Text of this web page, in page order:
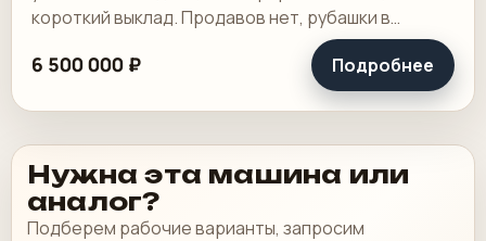
короткий выклад. Продавов нет, рубашки в
хорошем состоянии, таскалки и цепи в хорошем.
6 500 000 ₽ Подробнее
Нужна эта машина или
аналог?
Подберем рабочие варианты, запросим